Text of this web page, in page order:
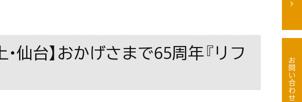
仙台】おかげさまで65周年『リフ
お問い合わせ